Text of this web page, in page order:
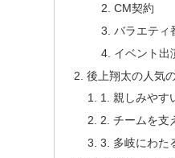
CM契約
バラエティ
イベント出
後上翔太の人気
1. 親しみやす
2. チームを支
3. 多岐にわた